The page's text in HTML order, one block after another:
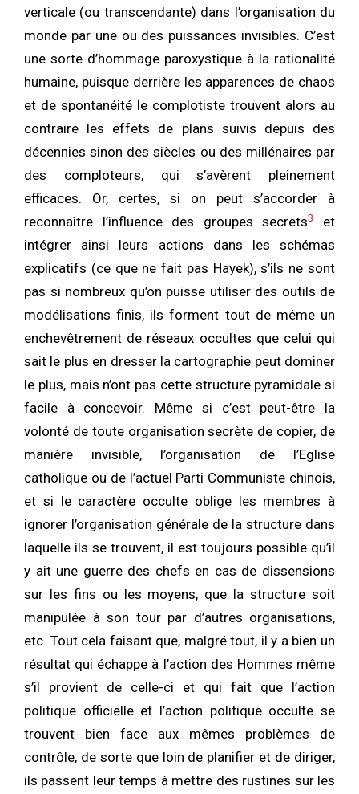
verticale (ou transcendante) dans l’organisation du
monde par une ou des puissances invisibles. C’est
une sorte d’hommage paroxystique à la rationalité
humaine, puisque derrière les apparences de chaos
et de spontanéité le complotiste trouvent alors au
contraire les effets de plans suivis depuis des
décennies sinon des siècles ou des millénaires par
des comploteurs, qui s’avèrent pleinement
efficaces. Or, certes, si on peut s’accorder à
reconnaître l’influence des groupes secrets3
et
intégrer ainsi leurs actions dans les schémas
explicatifs (ce que ne fait pas Hayek), s’ils ne sont
pas si nombreux qu’on puisse utiliser des outils de
modélisations finis, ils forment tout de même un
enchevêtrement de réseaux occultes que celui qui
sait le plus en dresser la cartographie peut dominer
le plus, mais n’ont pas cette structure pyramidale si
facile à concevoir. Même si c’est peut-être la
volonté de toute organisation secrète de copier, de
manière invisible, l’organisation de l’Eglise
catholique ou de l’actuel Parti Communiste chinois,
et si le caractère occulte oblige les membres à
ignorer l’organisation générale de la structure dans
laquelle ils se trouvent, il est toujours possible qu’il
y ait une guerre des chefs en cas de dissensions
sur les fins ou les moyens, que la structure soit
manipulée à son tour par d’autres organisations,
etc. Tout cela faisant que, malgré tout, il y a bien un
résultat qui échappe à l’action des Hommes même
s’il provient de celle-ci et qui fait que l’action
politique officielle et l’action politique occulte se
trouvent bien face aux mêmes problèmes de
contrôle, de sorte que loin de planifier et de diriger,
ils passent leur temps à mettre des rustines sur les